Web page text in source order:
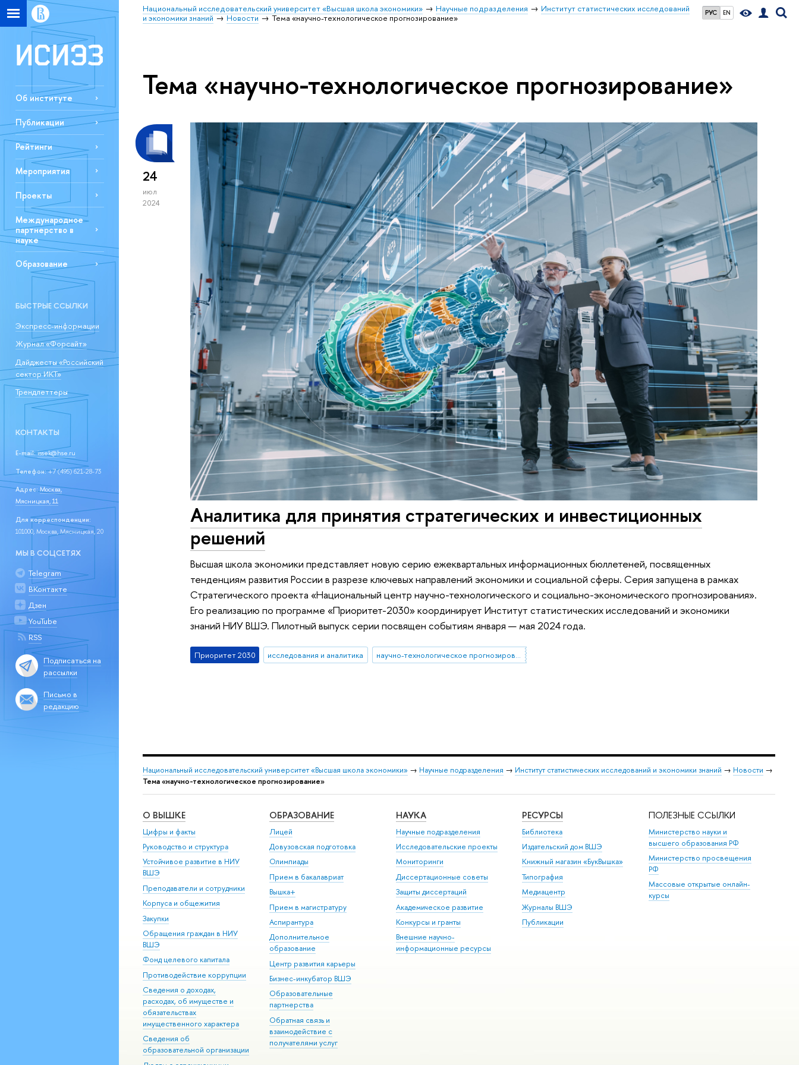
РУС EN
Национальный исследовательский университет «Высшая школа экономики» Научные подразделения
Институт статистических исследований
и экономики знаний
Новости Тема «научно-технологическое прогнозирование»
Об институте
Публикации
Рейтинги
Мероприятия
Проекты
Международное
партнерство в
науке
Образование
БЫСТРЫЕ ССЫЛКИ
Экспресс-информации
Журнал «Форсайт»
Дайджесты «Российский
сектор ИКТ»
Трендлеттеры
КОНТАКТЫ
E-mail:issek@hse.ru
Телефон:+7 (495) 621-28-73
Адрес: Москва,
Мясницкая, 11
Для корреспонденции:
101000, Москва, Мясницкая, 20
МЫ В СОЦСЕТЯХ
Telegram
ВКонтакте
Дзен
YouTube
RSS
Подписаться на
рассылки
Письмо в
редакцию
Тема «научно-технологическое прогнозирование»
24
июл
2024
Аналитика для принятия стратегических и инвестиционных
решений
Высшая школа экономики представляет новую серию ежеквартальных информационных бюллетеней, посвященных
тенденциям развития России в разрезе ключевых направлений экономики и социальной сферы. Серия запущена в рамках
Стратегического проекта «Национальный центр научно-технологического и социально-экономического прогнозирования».
Его реализацию по программе «Приоритет-2030» координирует Институт статистических исследований и экономики
знаний НИУ ВШЭ. Пилотный выпуск серии посвящен событиям января — мая 2024 года.
Приоритет 2030 исследования и аналитика научно-технологическое прогнозирование
Национальный исследовательский университет «Высшая школа экономики» → Научные подразделения → Институт статистических исследований и экономики знаний → Новости →
Тема «научно-технологическое прогнозирование»
О ВЫШКЕ
Цифры и факты
Руководство и структура
Устойчивое развитие в НИУ
ВШЭ
Преподаватели и сотрудники
Корпуса и общежития
Закупки
Обращения граждан в НИУ
ВШЭ
Фонд целевого капитала
Противодействие коррупции
Сведения о доходах,
расходах, об имуществе и
обязательствах
имущественного характера
Сведения об
образовательной организации
ОБРАЗОВАНИЕ
Лицей
Довузовская подготовка
Олимпиады
Прием в бакалавриат
Вышка+
Прием в магистратуру
Аспирантура
Дополнительное
образование
Центр развития карьеры
Бизнес-инкубатор ВШЭ
Образовательные
партнерства
Обратная связь и
взаимодействие с
получателями услуг
НАУКА
Научные подразделения
Исследовательские проекты
Мониторинги
Диссертационные советы
Защиты диссертаций
Академическое развитие
Конкурсы и гранты
Внешние научно-
информационные ресурсы
РЕСУРСЫ
Библиотека
Издательский дом ВШЭ
Книжный магазин «БукВышка»
Типография
Медиацентр
Журналы ВШЭ
Публикации
ПОЛЕЗНЫЕ ССЫЛКИ
Министерство науки и
высшего образования РФ
Министерство просвещения
РФ
Массовые открытые онлайн-
курсы